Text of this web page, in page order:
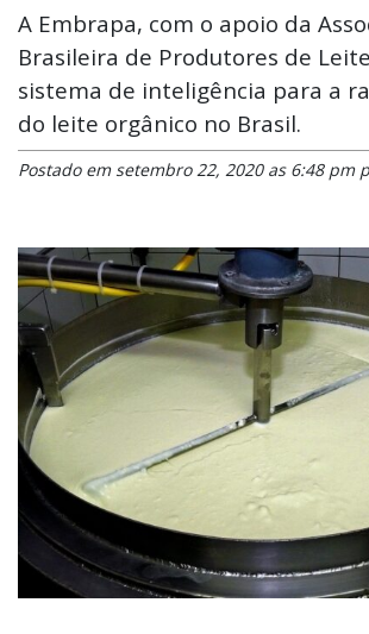
A Embrapa, com o apoio da
Brasileira de Produtores de
sistema de inteligência para a
do leite orgânico no Brasil.
Postado em setembro 22, 2020 as 6:48 pm